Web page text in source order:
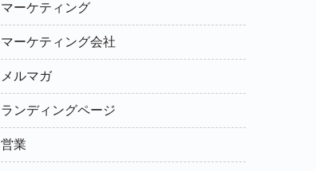
マーケティング
マーケティング会社
メルマガ
ランディングページ
営業